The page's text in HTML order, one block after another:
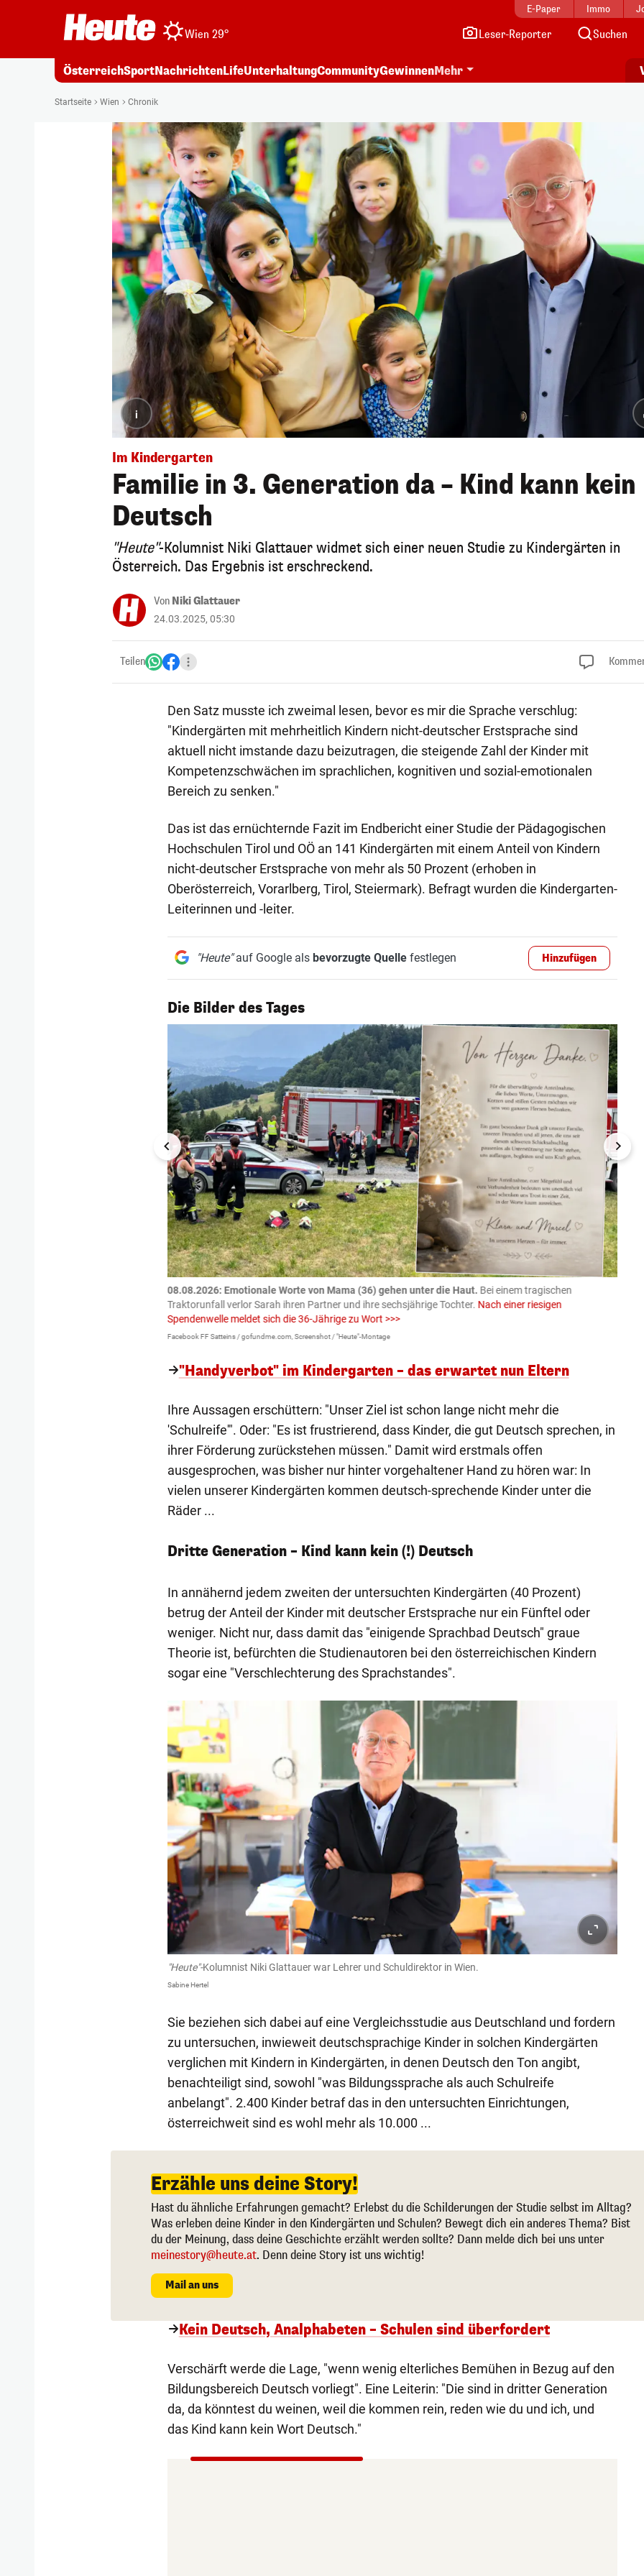
E-Paper Immo
Wien 29° Leser-Reporter Suchen
ÖsterreichSportNachrichtenLifeUnterhaltungCommunityGewinnenMehr
Startseite Wien Chronik
i
Im Kindergarten
Familie in 3. Generation da – Kind kann kein
Deutsch
"Heute"-Kolumnist Niki Glattauer widmet sich einer neuen Studie zu Kindergärten in
Österreich. Das Ergebnis ist erschreckend.
Von Niki Glattauer
24.03.2025, 05:30
Teilen
Den Satz musste ich zweimal lesen, bevor es mir die Sprache verschlug:
"Kindergärten mit mehrheitlich Kindern nicht-deutscher Erstsprache sind
aktuell nicht imstande dazu beizutragen, die steigende Zahl der Kinder mit
Kompetenzschwächen im sprachlichen, kognitiven und sozial-emotionalen
Bereich zu senken."
Das ist das ernüchternde Fazit im Endbericht einer Studie der Pädagogischen
Hochschulen Tirol und OÖ an 141 Kindergärten mit einem Anteil von Kindern
nicht-deutscher Erstsprache von mehr als 50 Prozent (erhoben in
Oberösterreich, Vorarlberg, Tirol, Steiermark). Befragt wurden die Kindergarten-
Leiterinnen und -leiter.
"Heute"auf Google als bevorzugte Quellefestlegen Hinzufügen
Die Bilder des Tages
1/56
08.08.2026: Emotionale Worte von Mama (36) gehen unter die Haut. Bei einem tragischen
Traktorunfall verlor Sarah ihren Partner und ihre sechsjährige Tochter. Nach einer riesigen
Spendenwelle meldet sich die 36-Jährige zu Wort >>>
Facebook FF Satteins / gofundme.com, Screenshot / "Heute"-Montage
"Handyverbot" im Kindergarten – das erwartet nun Eltern
Ihre Aussagen erschüttern: "Unser Ziel ist schon lange nicht mehr die
'Schulreife'". Oder: "Es ist frustrierend, dass Kinder, die gut Deutsch sprechen, in
ihrer Förderung zurückstehen müssen." Damit wird erstmals offen
ausgesprochen, was bisher nur hinter vorgehaltener Hand zu hören war: In
vielen unserer Kindergärten kommen deutsch-sprechende Kinder unter die
Räder ...
Dritte Generation – Kind kann kein (!) Deutsch
In annähernd jedem zweiten der untersuchten Kindergärten (40 Prozent)
betrug der Anteil der Kinder mit deutscher Erstsprache nur ein Fünftel oder
weniger. Nicht nur, dass damit das "einigende Sprachbad Deutsch" graue
Theorie ist, befürchten die Studienautoren bei den österreichischen Kindern
sogar eine "Verschlechterung des Sprachstandes".
"Heute"-Kolumnist Niki Glattauer war Lehrer und Schuldirektor in Wien.
Sabine Hertel
Sie beziehen sich dabei auf eine Vergleichsstudie aus Deutschland und fordern
zu untersuchen, inwieweit deutschsprachige Kinder in solchen Kindergärten
verglichen mit Kindern in Kindergärten, in denen Deutsch den Ton angibt,
benachteiligt sind, sowohl "was Bildungssprache als auch Schulreife
anbelangt". 2.400 Kinder betraf das in den untersuchten Einrichtungen,
österreichweit sind es wohl mehr als 10.000 ...
Erzähle uns deine Story!
Hast du ähnliche Erfahrungen gemacht? Erlebst du die Schilderungen der Studie selbst im Alltag?
Was erleben deine Kinder in den Kindergärten und Schulen? Bewegt dich ein anderes Thema? Bist
du der Meinung, dass deine Geschichte erzählt werden sollte? Dann melde dich bei uns unter
meinestory@heute.at. Denn deine Story ist uns wichtig!
Mail an uns
Kein Deutsch, Analphabeten – Schulen sind überfordert
Verschärft werde die Lage, "wenn wenig elterliches Bemühen in Bezug auf den
Bildungsbereich Deutsch vorliegt". Eine Leiterin: "Die sind in dritter Generation
da, da könntest du weinen, weil die kommen rein, reden wie du und ich, und
das Kind kann kein Wort Deutsch."